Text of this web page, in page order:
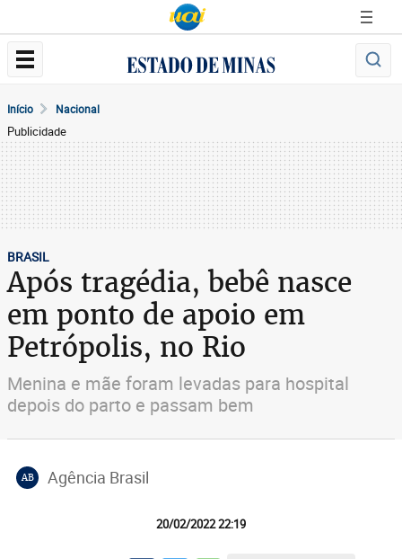
Início Nacional
Publicidade
BRASIL
Após tragédia, bebê nasce
em ponto de apoio em
Petrópolis, no Rio
Menina e mãe foram levadas para hospital
depois do parto e passam bem
AB Agência Brasil
20/02/2022 22:19